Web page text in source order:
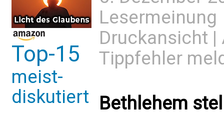
Top-15
meist-
diskutiert
Lesermeinung
Druckansicht |
Tippfehler
Bethlehem